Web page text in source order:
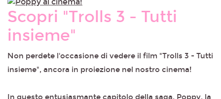
Scopri "Trolls 3 - Tutti
insieme"
Non perdete l'occasione di vedere il film "Trolls 3 - Tutti
insieme", ancora in proiezione nel nostro cinema!
In questo entusiasmante capitolo della saga, Poppy, la